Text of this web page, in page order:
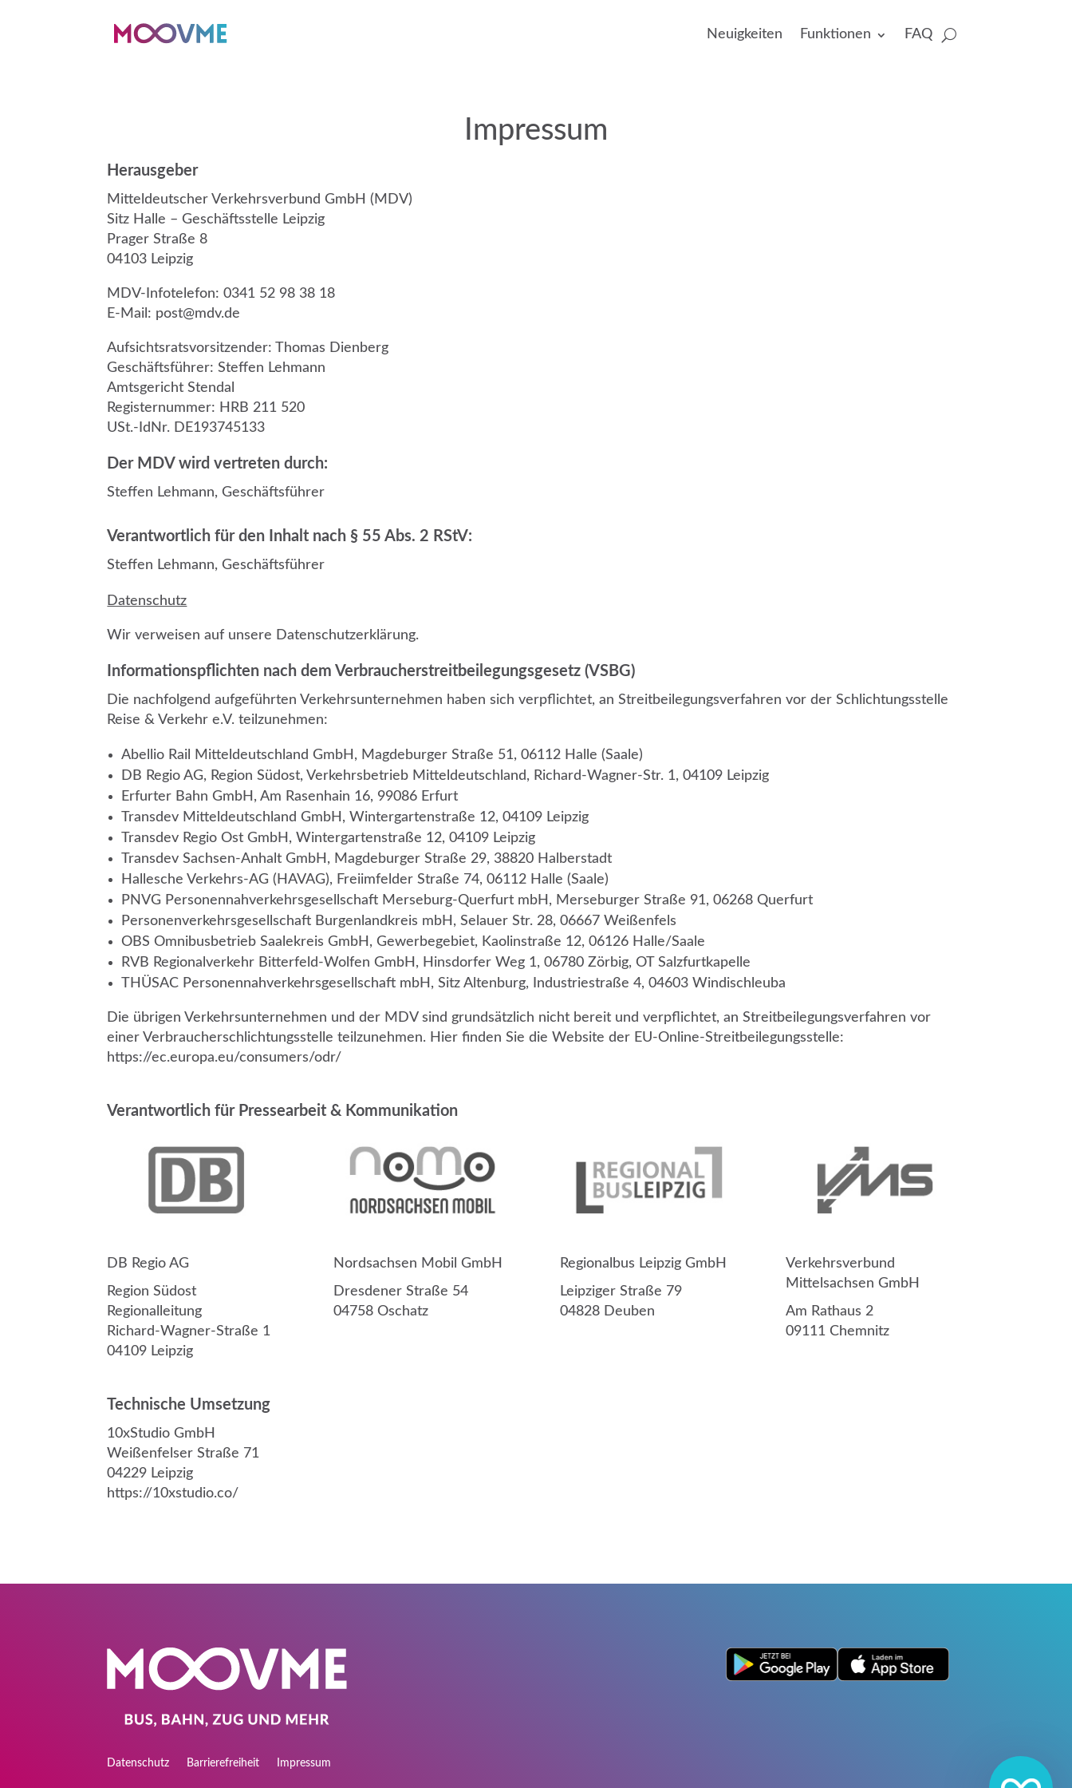
Neuigkeiten Funktionen FAQ
Impressum
Herausgeber
Mitteldeutscher Verkehrsverbund GmbH (MDV)
Sitz Halle – Geschäftsstelle Leipzig
Prager Straße 8
04103 Leipzig
MDV-Infotelefon: 0341 52 98 38 18
E-Mail: post@mdv.de
Aufsichtsratsvorsitzender: Thomas Dienberg
Geschäftsführer: Steffen Lehmann
Amtsgericht Stendal
Registernummer: HRB 211 520
USt.-IdNr. DE193745133
Der MDV wird vertreten durch:
Steffen Lehmann, Geschäftsführer
Verantwortlich für den Inhalt nach § 55 Abs. 2 RStV:
Steffen Lehmann, Geschäftsführer
Datenschutz
Wir verweisen auf unsere Datenschutzerklärung.
Informationspflichten nach dem Verbraucherstreitbeilegungsgesetz (VSBG)
Die nachfolgend aufgeführten Verkehrsunternehmen haben sich verpflichtet, an Streitbeilegungsverfahren vor der Schlichtungsstelle
Reise & Verkehr e.V. teilzunehmen:
Abellio Rail Mitteldeutschland GmbH, Magdeburger Straße 51, 06112 Halle (Saale)
DB Regio AG, Region Südost, Verkehrsbetrieb Mitteldeutschland, Richard-Wagner-Str. 1, 04109 Leipzig
Erfurter Bahn GmbH, Am Rasenhain 16, 99086 Erfurt
Transdev Mitteldeutschland GmbH, Wintergartenstraße 12, 04109 Leipzig
Transdev Regio Ost GmbH, Wintergartenstraße 12, 04109 Leipzig
Transdev Sachsen-Anhalt GmbH, Magdeburger Straße 29, 38820 Halberstadt
Hallesche Verkehrs-AG (HAVAG), Freiimfelder Straße 74, 06112 Halle (Saale)
PNVG Personennahverkehrsgesellschaft Merseburg-Querfurt mbH, Merseburger Straße 91, 06268 Querfurt
Personenverkehrsgesellschaft Burgenlandkreis mbH, Selauer Str. 28, 06667 Weißenfels
OBS Omnibusbetrieb Saalekreis GmbH, Gewerbegebiet, Kaolinstraße 12, 06126 Halle/Saale
RVB Regionalverkehr Bitterfeld-Wolfen GmbH, Hinsdorfer Weg 1, 06780 Zörbig, OT Salzfurtkapelle
THÜSAC Personennahverkehrsgesellschaft mbH, Sitz Altenburg, Industriestraße 4, 04603 Windischleuba
Die übrigen Verkehrsunternehmen und der MDV sind grundsätzlich nicht bereit und verpflichtet, an Streitbeilegungsverfahren vor
einer Verbraucherschlichtungsstelle teilzunehmen. Hier finden Sie die Website der EU-Online-Streitbeilegungsstelle:
https://ec.europa.eu/consumers/odr/
Verantwortlich für Pressearbeit & Kommunikation
DB Regio AG
Region Südost
Regionalleitung
Richard-Wagner-Straße 1
04109 Leipzig
Nordsachsen Mobil GmbH
Dresdener Straße 54
04758 Oschatz
Regionalbus Leipzig GmbH
Leipziger Straße 79
04828 Deuben
Verkehrsverbund
Mittelsachsen GmbH
Am Rathaus 2
09111 Chemnitz
Technische Umsetzung
10xStudio GmbH
Weißenfelser Straße 71
04229 Leipzig
https://10xstudio.co/
Datenschutz Barrierefreiheit Impressum